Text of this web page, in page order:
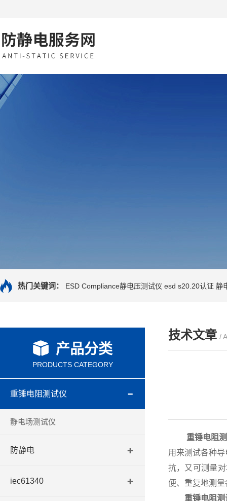
热门关键词： ESD Compliance静电压测试仪 esd s20.20认证 静
产品分类
PRODUCTS CATEGORY
重锤电阻测试仪
静电场测试仪
防静电
iec61340
技术文章 /
重锤电阻
用来测试各种
抗，又可测量
便、重复地测
重锤电阻测